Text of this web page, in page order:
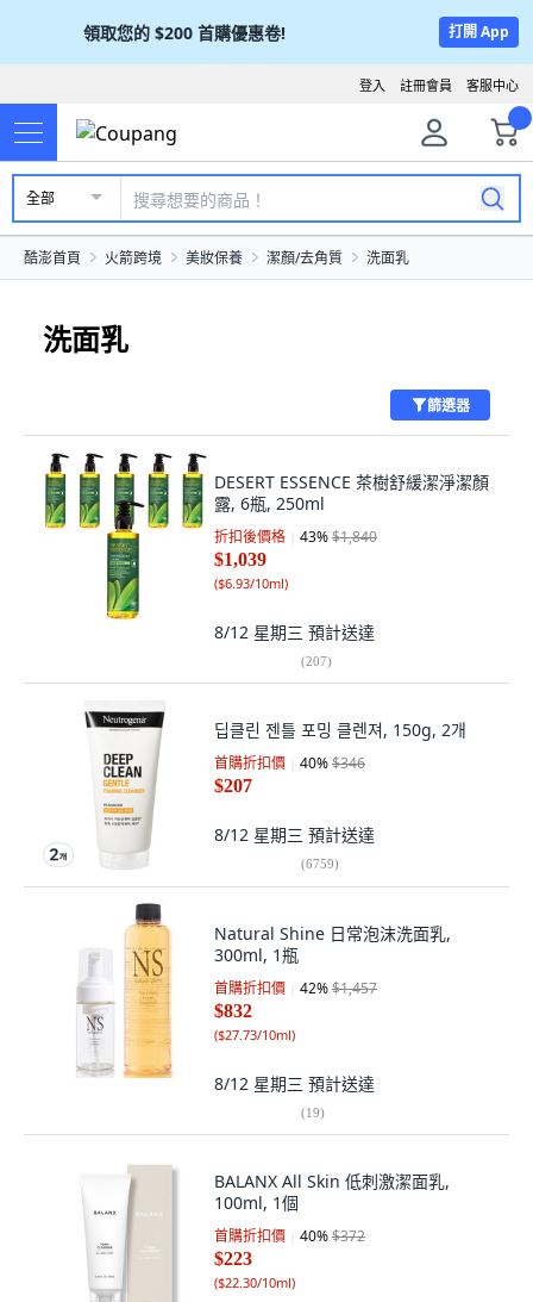
領取您的 $200 首購優惠卷! 打開 App
客服中心
註冊會員
登入
全部
酷澎首頁 火箭跨境 美妝保養 潔顏/去角質 洗面乳
洗面乳
篩選器
DESERT ESSENCE 茶樹舒緩潔淨潔顏
露, 6瓶, 250ml
折扣後價格 43%$1,840
$1,039
($6.93/10ml)
8/12 星期三 預計送達
(207)
딥클린 젠틀 포밍 클렌져, 150g, 2개
首購折扣價 40%$346
$207
8/12 星期三 預計送達
(6759)
Natural Shine 日常泡沫洗面乳,
300ml, 1瓶
首購折扣價 42%$1,457
$832
($27.73/10ml)
8/12 星期三 預計送達
(19)
BALANX All Skin 低刺激潔面乳,
100ml, 1個
首購折扣價 40%$372
$223
($22.30/10ml)